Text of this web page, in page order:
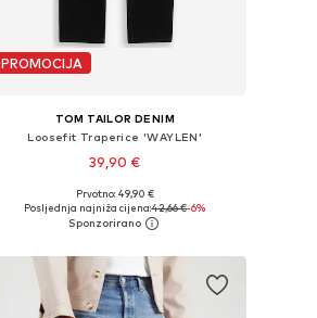
PROMOCIJA
TOM TAILOR DENIM
Loosefit Traperice 'WAYLEN'
39,90 €
Dostupno u više veličina
Dodaj u košaricu
Prvotno: 49,90 €
Posljednja najniža cijena:42,66 €-6%